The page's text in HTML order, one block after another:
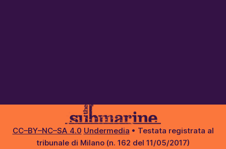
CC–BY–NC–SA 4.0 Undermedia • Testata registrata al
tribunale di Milano (n. 162 del 11/05/2017)